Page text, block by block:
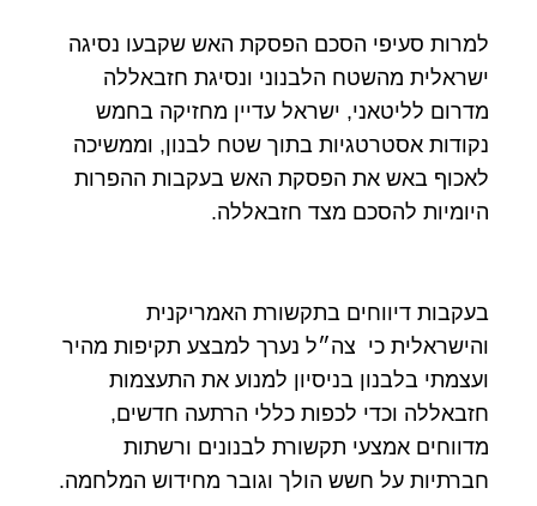
למרות סעיפי הסכם הפסקת האש שקבעו נסיגה
ישראלית מהשטח הלבנוני ונסיגת חזבאללה
מדרום לליטאני, ישראל עדיין מחזיקה בחמש
נקודות אסטרטגיות בתוך שטח לבנון, וממשיכה
לאכוף באש את הפסקת האש בעקבות ההפרות
היומיות להסכם מצד חזבאללה.
בעקבות דיווחים בתקשורת האמריקנית
והישראלית כי צה״ל נערך למבצע תקיפות מהיר
ועצמתי בלבנון בניסיון למנוע את התעצמות
חזבאללה וכדי לכפות כללי הרתעה חדשים,
מדווחים אמצעי תקשורת לבנונים ורשתות
חברתיות על חשש הולך וגובר מחידוש המלחמה.